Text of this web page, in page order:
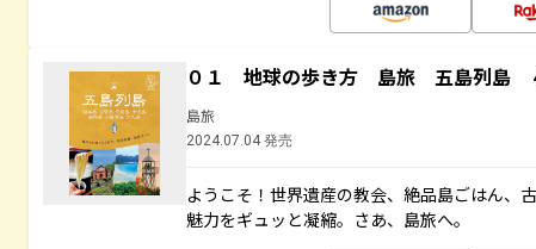
０１ 地球の歩き方 島旅 五島列島
島旅
2024.07.04 発売
ようこそ！世界遺産の教会、絶品島ごはん、
魅力をギュッと凝縮。さあ、島旅へ。